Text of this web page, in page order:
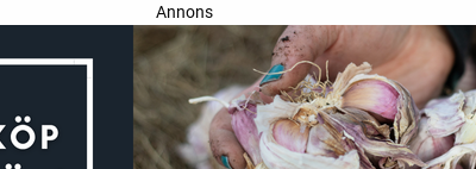
Annons